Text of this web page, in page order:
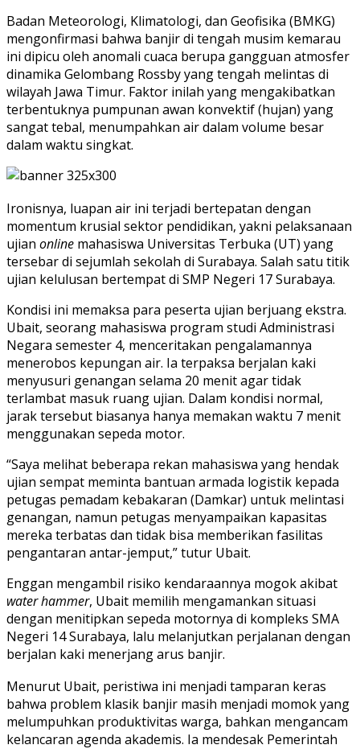
Badan Meteorologi, Klimatologi, dan Geofisika (BMKG)
mengonfirmasi bahwa banjir di tengah musim kemarau
ini dipicu oleh anomali cuaca berupa gangguan atmosfer
dinamika Gelombang Rossby yang tengah melintas di
wilayah Jawa Timur. Faktor inilah yang mengakibatkan
terbentuknya pumpunan awan konvektif (hujan) yang
sangat tebal, menumpahkan air dalam volume besar
dalam waktu singkat.
Ironisnya, luapan air ini terjadi bertepatan dengan
momentum krusial sektor pendidikan, yakni pelaksanaan
ujian online mahasiswa Universitas Terbuka (UT) yang
tersebar di sejumlah sekolah di Surabaya. Salah satu titik
ujian kelulusan bertempat di SMP Negeri 17 Surabaya.
Kondisi ini memaksa para peserta ujian berjuang ekstra.
Ubait, seorang mahasiswa program studi Administrasi
Negara semester 4, menceritakan pengalamannya
menerobos kepungan air. Ia terpaksa berjalan kaki
menyusuri genangan selama 20 menit agar tidak
terlambat masuk ruang ujian. Dalam kondisi normal,
jarak tersebut biasanya hanya memakan waktu 7 menit
menggunakan sepeda motor.
“Saya melihat beberapa rekan mahasiswa yang hendak
ujian sempat meminta bantuan armada logistik kepada
petugas pemadam kebakaran (Damkar) untuk melintasi
genangan, namun petugas menyampaikan kapasitas
mereka terbatas dan tidak bisa memberikan fasilitas
pengantaran antar-jemput,” tutur Ubait.
Enggan mengambil risiko kendaraannya mogok akibat
water hammer, Ubait memilih mengamankan situasi
dengan menitipkan sepeda motornya di kompleks SMA
Negeri 14 Surabaya, lalu melanjutkan perjalanan dengan
berjalan kaki menerjang arus banjir.
Menurut Ubait, peristiwa ini menjadi tamparan keras
bahwa problem klasik banjir masih menjadi momok yang
melumpuhkan produktivitas warga, bahkan mengancam
kelancaran agenda akademis. Ia mendesak Pemerintah